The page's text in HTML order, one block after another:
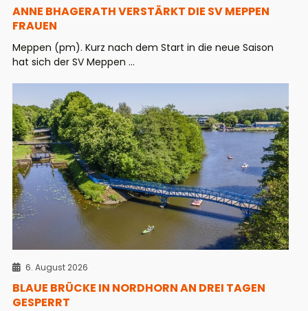
ANNE BHAGERATH VERSTÄRKT DIE SV MEPPEN
FRAUEN
Meppen (pm). Kurz nach dem Start in die neue Saison
hat sich der SV Meppen ...
6. August 2026
BLAUE BRÜCKE IN NORDHORN AN DREI TAGEN
GESPERRT